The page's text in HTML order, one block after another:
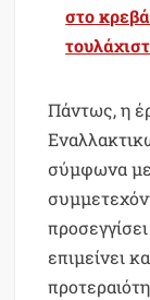
στο
Πάντως, η
σύμφωνα με
επιμείνει